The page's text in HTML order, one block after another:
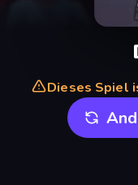
Dieses Spiel